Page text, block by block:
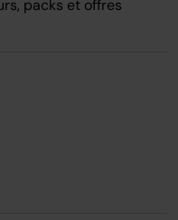
packs et offres